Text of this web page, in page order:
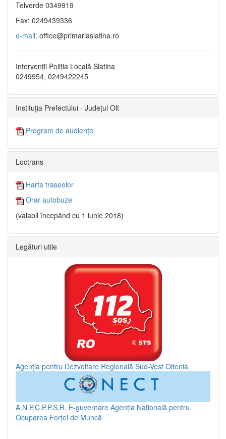
Telverde 0349919
Fax: 0249439336
e-mail: office@primariaslatina.ro
Intervenții Poliția Locală Slatina
0249954, 0249422245
Instituția Prefectului - Județul Olt
Program de audiențe
Loctrans
Harta traseelor
Orar autobuze
(valabil începând cu 1 iunie 2018)
Legături utile
Agenția pentru Dezvoltare Regională Sud-Vest Oltenia
A.N.P.C.P.P.S.R. E-guvernare Agenția Națională pentru
Ocuparea Forței de Muncă